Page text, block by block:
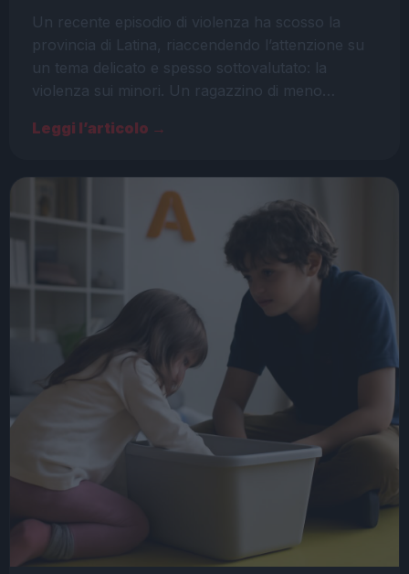
Un recente episodio di violenza ha scosso la
provincia di Latina, riaccendendo l’attenzione su
un tema delicato e spesso sottovalutato: la
violenza sui minori. Un ragazzino di meno…
Leggi l’articolo →